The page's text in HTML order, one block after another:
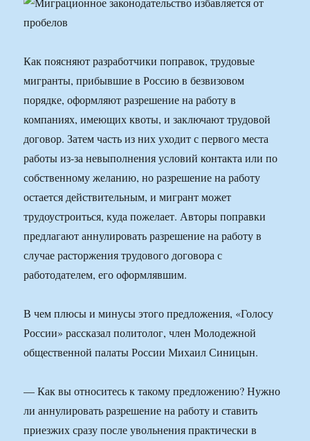
Как поясняют разработчики поправок, трудовые
мигранты, прибывшие в Россию в безвизовом
порядке, оформляют разрешение на работу в
компаниях, имеющих квоты, и заключают трудовой
договор. Затем часть из них уходит с первого места
работы из-за невыполнения условий контакта или по
собственному желанию, но разрешение на работу
остается действительным, и мигрант может
трудоустроиться, куда пожелает. Авторы поправки
предлагают аннулировать разрешение на работу в
случае расторжения трудового договора с
работодателем, его оформлявшим.
В чем плюсы и минусы этого предложения, «Голосу
России» рассказал политолог, член Молодежной
общественной палаты России Михаил Синицын.
— Как вы относитесь к такому предложению? Нужно
ли аннулировать разрешение на работу и ставить
приезжих сразу после увольнения практически в